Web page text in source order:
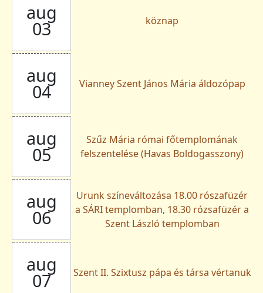
aug
03 köznap
aug
04 Vianney Szent János Mária áldozópap
aug
05
Szűz Mária római főtemplomának
felszentelése (Havas Boldogasszony)
aug
06
Urunk színeváltozása 18.00 rószafüzér
a SÁRI templomban, 18.30 rózsafüzér a
Szent László templomban
aug
07 Szent II. Szixtusz pápa és társa vértanuk